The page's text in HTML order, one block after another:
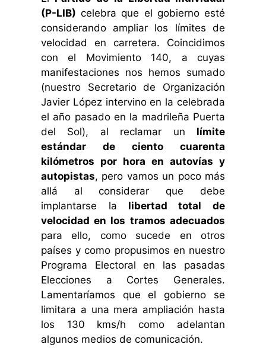
(P-LIB) celebra que el gobierno esté
considerando ampliar los límites de
velocidad en carretera. Coincidimos
con el Movimiento 140, a cuyas
manifestaciones nos hemos sumado
(nuestro Secretario de Organización
Javier López intervino en la celebrada
el año pasado en la madrileña Puerta
del Sol), al reclamar un límite
estándar de ciento cuarenta
kilómetros por hora en autovías y
autopistas, pero vamos un poco más
allá al considerar que debe
implantarse la libertad total de
velocidad en los tramos adecuados
para ello, como sucede en otros
países y como propusimos en nuestro
Programa Electoral en las pasadas
Elecciones a Cortes Generales.
Lamentaríamos que el gobierno se
limitara a una mera ampliación hasta
los 130 kms/h como adelantan
algunos medios de comunicación.